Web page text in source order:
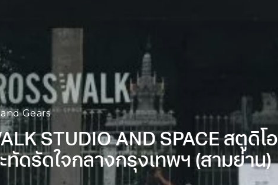
Gears
STUDIO AND SPACE สตูดิโอ
ดรัดใจกลางกรุงเทพฯ (สามย่าน)